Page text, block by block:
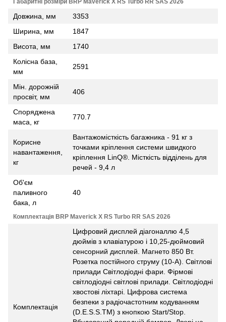
Габаритні розміри BRP Maverick X RS Turbo RR SAS 2026
Довжина, мм
3353
Ширина, мм
1847
Висота, мм
1740
Колісна база,
мм
2591
Мін. дорожній
просвіт, мм
406
Споряджена
маса, кг
770.7
Корисне
навантаження,
кг
Вантажомісткість багажника - 91 кг з
точками кріплення системи швидкого
кріплення LinQ®. Місткість відділень для
речей - 9,4 л
Об'єм
паливного
бака, л
40
Комплектація BRP Maverick X RS Turbo RR SAS 2026
Комплектація
Цифровий дисплей діагоналлю 4,5
дюймів з клавіатурою і 10,25-дюймовий
сенсорний дисплей. Магнето 850 Вт.
Розетка постійного струму (10-А). Світлові
прилади Світлодіодні фари. Фірмові
світлодіодні світлові прилади. Світлодіодні
хвостові ліхтарі. Цифрова система
безпеки з радіочастотним кодуванням
(D.E.S.S.TM) з кнопкою Start/Stop.